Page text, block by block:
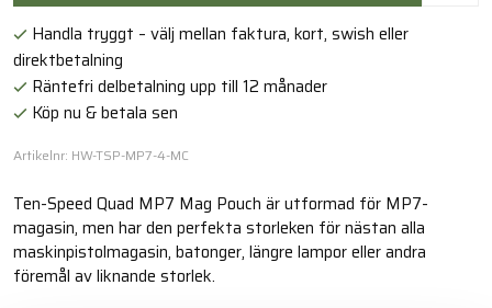
Handla tryggt – välj mellan faktura, kort, swish eller
direktbetalning
Räntefri delbetalning upp till 12 månader
Köp nu & betala sen
Artikelnr: HW-TSP-MP7-4-MC
Ten-Speed Quad MP7 Mag Pouch är utformad för MP7-
magasin, men har den perfekta storleken för nästan alla
maskinpistolmagasin, batonger, längre lampor eller andra
föremål av liknande storlek.